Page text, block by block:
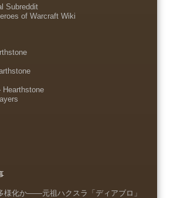
Subreddit
of Warcraft Wiki
Hearthstone
様化か――元祖ハクスラ「ディアブロ」